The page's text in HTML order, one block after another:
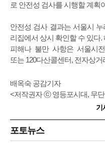
로 안전성 검사를 시행할 계획
안전성 검사 결과는 서울시
리집에서 상시 확인할 수 있다
피해나 불만 사항은 서울시전
또는 120다산콜센터, 전자상
배옥숙 공감기자
<저작권자 ⓒ 영등포시대, 무
기
포토뉴스